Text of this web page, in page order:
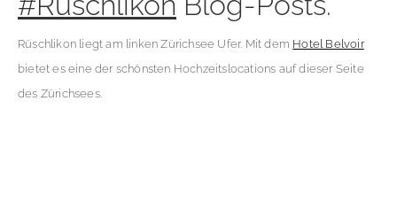
Rüschlikon liegt am linken Zürichsee Ufer. Mit dem Hotel Belvoir
bietet es eine der schönsten Hochzeitslocations auf dieser Seite
des Zürichsees.